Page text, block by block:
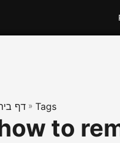
דף » Tags
to